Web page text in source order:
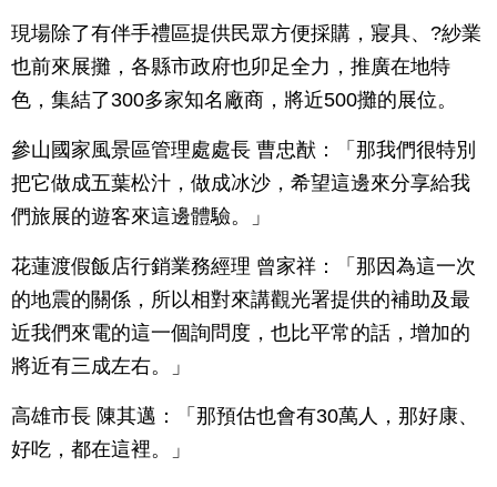
現場除了有伴手禮區提供民眾方便採購，寢具、?紗業
也前來展攤，各縣市政府也卯足全力，推廣在地特
色，集結了300多家知名廠商，將近500攤的展位。
參山國家風景區管理處處長 曹忠猷：「那我們很特別
把它做成五葉松汁，做成冰沙，希望這邊來分享給我
們旅展的遊客來這邊體驗。」
花蓮渡假飯店行銷業務經理 曾家祥：「那因為這一次
的地震的關係，所以相對來講觀光署提供的補助及最
近我們來電的這一個詢問度，也比平常的話，增加的
將近有三成左右。」
高雄市長 陳其邁：「那預估也會有30萬人，那好康、
好吃，都在這裡。」